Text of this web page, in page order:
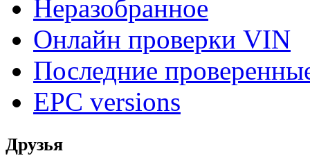
Неразобранное
Онлайн проверки VIN
Последние
EPC versions
Друзья